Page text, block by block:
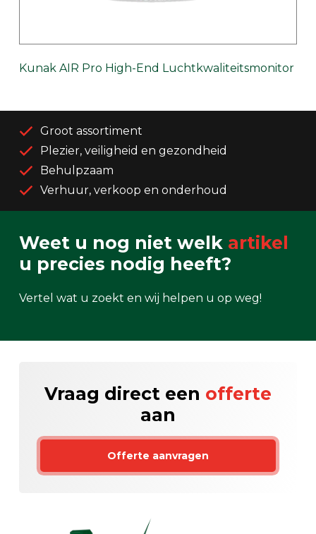
Kunak AIR Pro High-End Luchtkwaliteitsmonitor
Groot assortiment
Plezier, veiligheid en gezondheid
Behulpzaam
Verhuur, verkoop en onderhoud
Weet u nog niet welk artikel
u precies nodig heeft?
Vertel wat u zoekt en wij helpen u op weg!
Vraag direct een offerte
aan
Offerte aanvragen